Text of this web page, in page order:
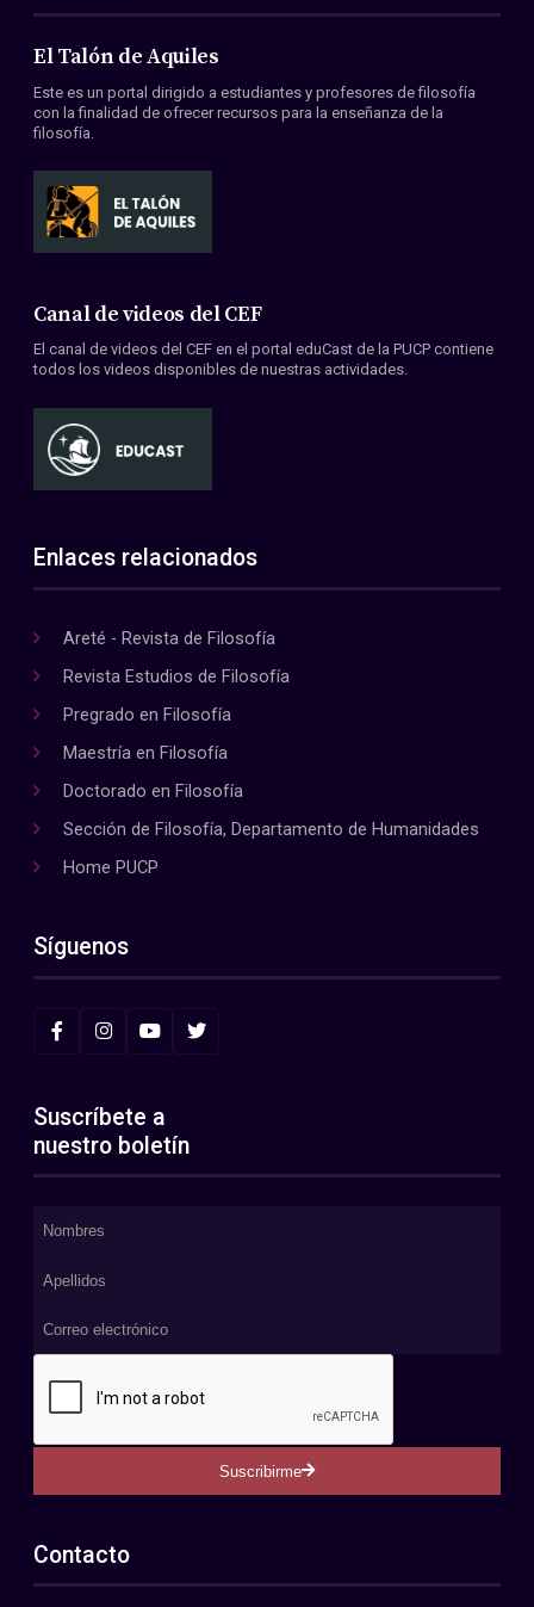
El Talón de Aquiles
Este es un portal dirigido a estudiantes y profesores de filosofía
con la finalidad de ofrecer recursos para la enseñanza de la
filosofía.
Canal de videos del CEF
El canal de videos del CEF en el portal eduCast de la PUCP contiene
todos los videos disponibles de nuestras actividades.
Enlaces relacionados
Areté - Revista de Filosofía
Revista Estudios de Filosofía
Pregrado en Filosofía
Maestría en Filosofía
Doctorado en Filosofía
Sección de Filosofía, Departamento de Humanidades
Home PUCP
Síguenos
Suscríbete a
nuestro boletín
Suscribirme
Contacto